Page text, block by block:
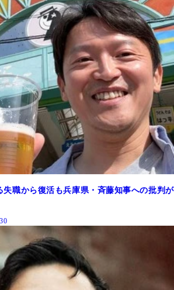
失職から復活も兵庫県・斉藤知事への批判が